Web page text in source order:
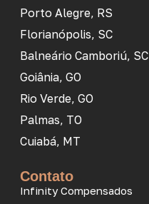
Porto Alegre, RS
Florianópolis, SC
Balneário Camboriú, SC
Goiânia, GO
Rio Verde, GO
Palmas, TO
Cuiabá, MT
Contato
Infinity Compensados